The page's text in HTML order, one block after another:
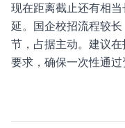
现在距离截止还有相
延。国企校招流程较
节，占据主动。建议
要求，确保一次性通过